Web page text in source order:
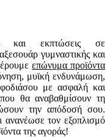
και εκπτώσεις σε
γυμναστικής και
επώνυμα προϊόντα
μυϊκή ενδυνάμωση,
με ασφαλή και
θα αναβαθμίσουν τη
την απόδοσή σου.
ανανέωσε τον εξοπλισμό
της αγοράς!